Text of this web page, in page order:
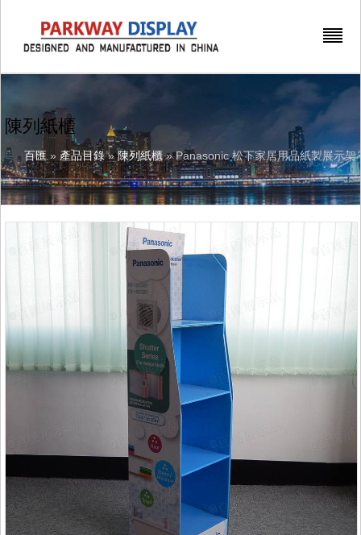
陳列紙櫃
百匯 » 產品目錄»陳列紙櫃» Panasonic 松下家居用品紙製展示架